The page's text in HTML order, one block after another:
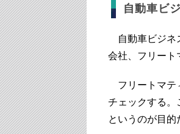
自動車ビ
自動車ビジネ
会社、フリート
フリートマテ
チェックする。
というのが目的